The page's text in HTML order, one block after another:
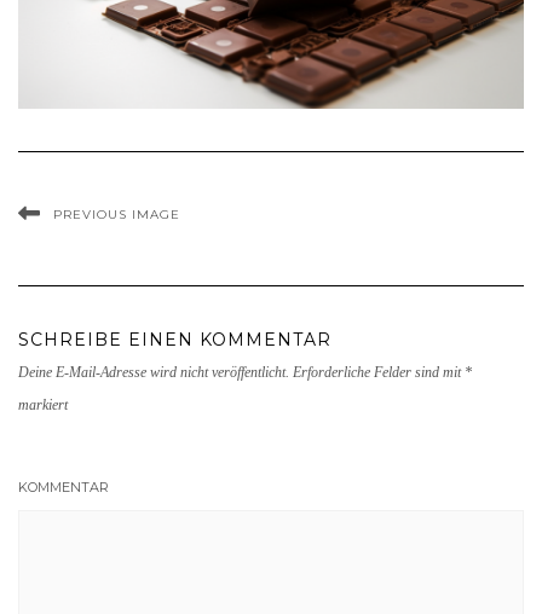
PREVIOUS IMAGE
SCHREIBE EINEN KOMMENTAR
Deine E-Mail-Adresse wird nicht veröffentlicht. Erforderliche Felder sind mit *
markiert
KOMMENTAR